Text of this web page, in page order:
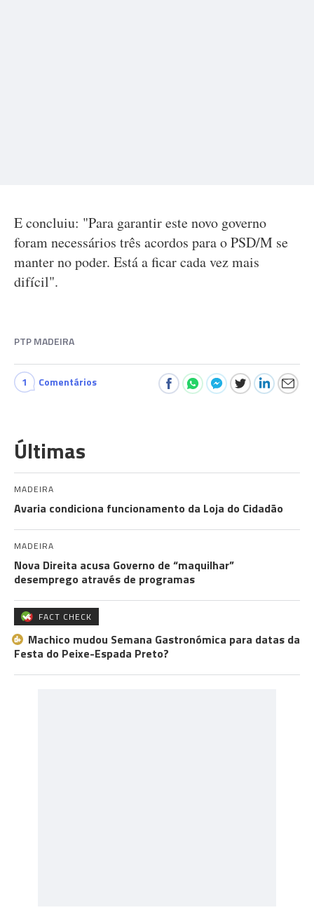
E concluiu: "Para garantir este novo governo
foram necessários três acordos para o PSD/M se
manter no poder. Está a ficar cada vez mais
difícil".
PTP MADEIRA
1 Comentários
Últimas
MADEIRA
Avaria condiciona funcionamento da Loja do Cidadão
MADEIRA
Nova Direita acusa Governo de “maquilhar”
desemprego através de programas
FACT CHECK
Machico mudou Semana Gastronómica para datas da
Festa do Peixe-Espada Preto?